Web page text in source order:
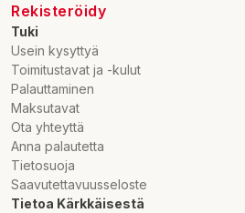
Rekisteröidy
Tuki
Usein kysyttyä
Toimitustavat ja -kulut
Palauttaminen
Maksutavat
Ota yhteyttä
Anna palautetta
Tietosuoja
Saavutettavuusseloste
Tietoa Kärkkäisestä